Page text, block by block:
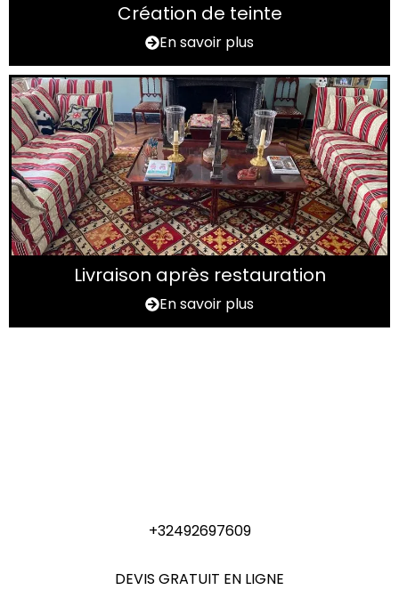
Création de teinte
En savoir plus
Livraison après restauration
En savoir plus
+32492697609
DEVIS GRATUIT EN LIGNE